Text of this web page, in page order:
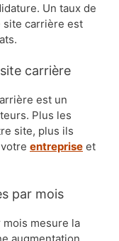
Un taux de
site carrière est
carrière
est un
Plus les
site, plus ils
entreprise et
par mois
mesure la